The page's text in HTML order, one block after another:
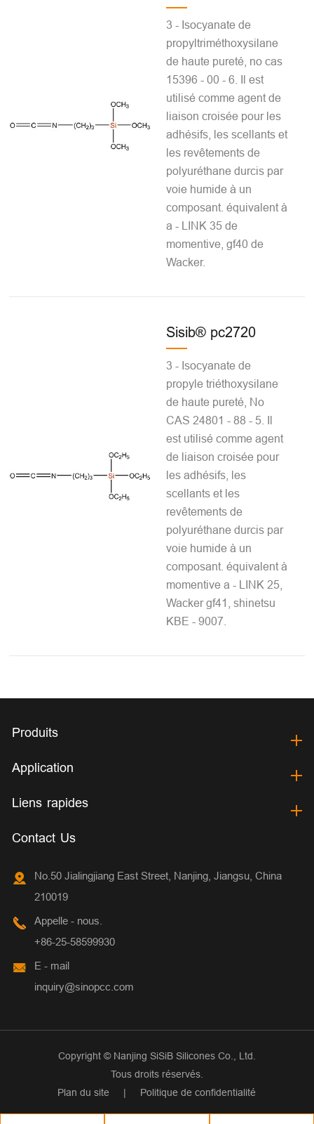
3 - Isocyanate de
propyltriméthoxysilane
de haute pureté, no cas
15396 - 00 - 6. Il est
utilisé comme agent de
liaison croisée pour les
adhésifs, les scellants et
les revêtements de
polyuréthane durcis par
voie humide à un
composant. équivalent à
a - LINK 35 de
momentive, gf40 de
Wacker.
Sisib® pc2720
3 - Isocyanate de
propyle triéthoxysilane
de haute pureté, No
CAS 24801 - 88 - 5. Il
est utilisé comme agent
de liaison croisée pour
les adhésifs, les
scellants et les
revêtements de
polyuréthane durcis par
voie humide à un
composant. équivalent à
momentive a - LINK 25,
Wacker gf41, shinetsu
KBE - 9007.
Produits
Application
Liens rapides
Contact Us
No.50 Jialingjiang East Street, Nanjing, Jiangsu, China
210019
Appelle - nous.
+86-25-58599930
E - mail
inquiry@sinopcc.com
Copyright © Nanjing SiSiB Silicones Co., Ltd.
Tous droits réservés.
Plan du site
| Politique de confidentialité